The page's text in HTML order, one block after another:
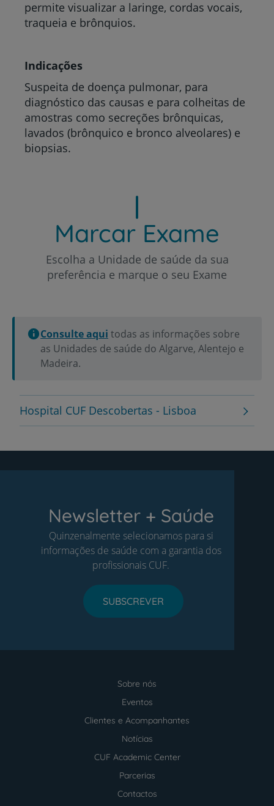
permite visualizar a laringe, cordas vocais,
traqueia e brônquios.
Indicações
Suspeita de doença pulmonar, para
diagnóstico das causas e para colheitas de
amostras como secreções brônquicas,
lavados (brônquico e bronco alveolares) e
biopsias.
Marcar Exame
Escolha a Unidade de saúde da sua
preferência e marque o seu Exame
Consulte aqui todas as informações sobre
as Unidades de saúde do Algarve, Alentejo e
Madeira.
Hospital CUF Descobertas - Lisboa
Newsletter + Saúde
Quinzenalmente selecionamos para si
informações de saúde com a garantia dos
profissionais CUF.
SUBSCREVER
Sobre nós
Eventos
Clientes e Acompanhantes
Notícias
CUF Academic Center
Parcerias
Contactos